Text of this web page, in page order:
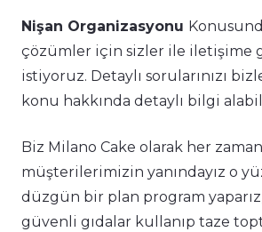
Nişan Organizasyonu
çözümler için sizler ile iletişime
istiyoruz. Detaylı sorularınızı
konu hakkında detaylı bilgi
Biz Milano Cake olarak her zaman
müşterilerimizin yanındayız o
düzgün bir plan program
güvenli gıdalar kullanıp taze